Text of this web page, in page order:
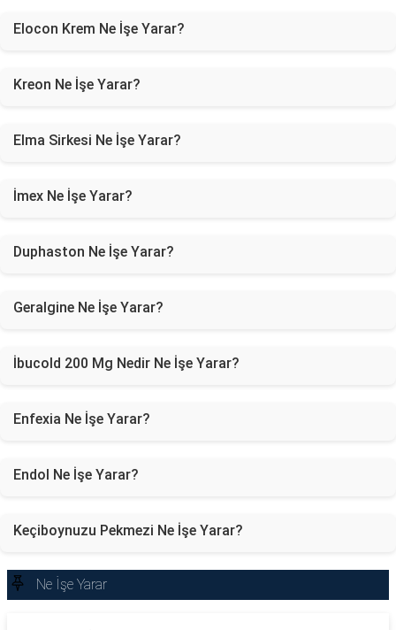
Elocon Krem Ne İşe Yarar?
Kreon Ne İşe Yarar?
Elma Sirkesi Ne İşe Yarar?
İmex Ne İşe Yarar?
Duphaston Ne İşe Yarar?
Geralgine Ne İşe Yarar?
İbucold 200 Mg Nedir Ne İşe Yarar?
Enfexia Ne İşe Yarar?
Endol Ne İşe Yarar?
Keçiboynuzu Pekmezi Ne İşe Yarar?
Ne İşe Yarar